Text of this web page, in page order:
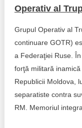
Operativ al
Grupul Operativ al
continuare GOTR)
a Federaţiei Ruse.
forţă militară
Republicii Moldova,
separatiste contra
RM. Memoriul